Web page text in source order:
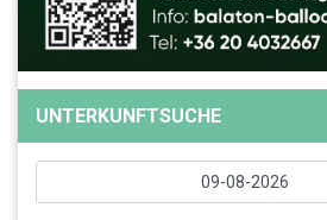
UNTERKUNFTSUCHE